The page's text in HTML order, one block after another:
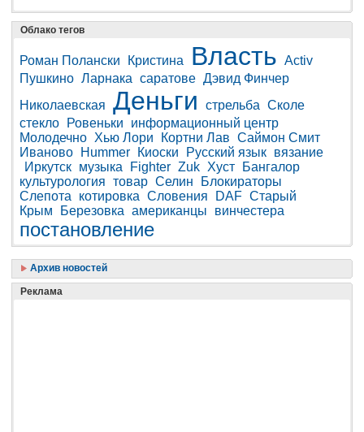
Облако тегов
Роман Полански Кристина Власть Activ
Пушкино Ларнака саратове Дэвид Финчер
Николаевская Деньги стрельба Сколе
стекло
Ровеньки
информационный центр
Молодечно Хью Лори Кортни Лав Саймон Смит
Иваново
Hummer Киоски Русский язык вязание
Иркутск музыка Fighter Zuk Хуст
Бангалор
культурология товар Селин
Блокираторы
Слепота
котировка Словения DAF Старый
Крым
Березовка американцы винчестера
постановление
Архив новостей
Реклама